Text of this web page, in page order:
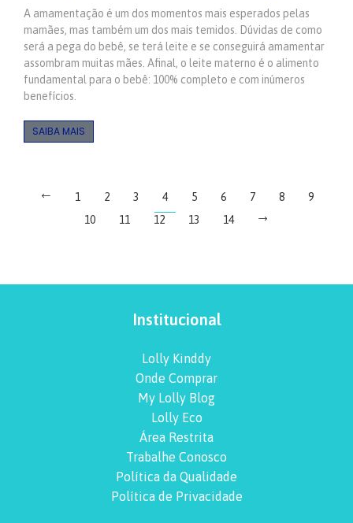
A amamentação é um dos momentos mais esperados pelas
mamães, mas também um dos mais temidos. Dúvidas de como
será a pega do bebê, se terá leite e se conseguirá amamentar
assombram muitas mães. Afinal, o leite materno é o alimento
fundamental para o bebê: 100% completo e com inúmeros
benefícios.
SAIBA MAIS
1 2 3 4 5 6 7 8
9
10
11 12 13 14
Institucional
Lolly Kinddy
Onde Comprar
My Lolly Blog
Lolly Eco
Área Restrita
Trabalhe Conosco
Política da Qualidade
Política de Privacidade